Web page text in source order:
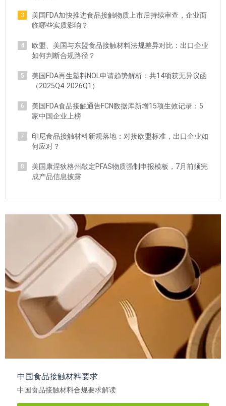
3
美国FDA加快推进食品接触物质上市后持续审查，企业面
临哪些实质影响？
4
欧盟、美国与东盟食品接触材料法规差异对比：出口企业
如何判断合规路径？
5
美国FDA再生塑料NOL申请趋势解析：共14项获无异议函
（2025Q4-2026Q1）
6
美国FDA食品接触通告FCN数据库新增15项生效记录：5
家中国企业上榜
7
印尼食品接触材料新规落地：对接欧盟标准，出口企业如
何应对？
8
美国康涅狄格州敲定PFAS物质强制申报模板，7月前须完
成产品信息披露
中国食品接触材料要求
中国食品接触材料合规要求解读